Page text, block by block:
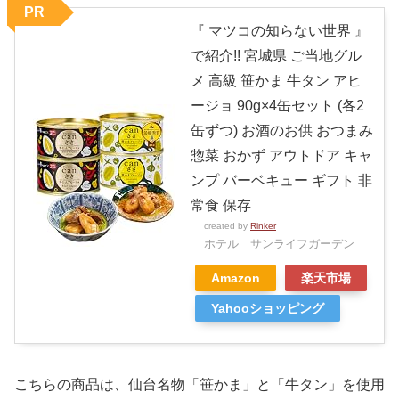
『 マツコの知らない世界 』
で紹介!! 宮城県 ご当地グル
メ 高級 笹かま 牛タン アヒ
ージョ 90g×4缶セット (各2
缶ずつ) お酒のお供 おつまみ
惣菜 おかず アウトドア キャ
ンプ バーベキュー ギフト 非
常食 保存
created by Rinker
ホテル サンライフガーデン
Amazon 楽天市場
Yahooショッピング
PR
こちらの商品は、仙台名物「笹かま」と「牛タン」を使用